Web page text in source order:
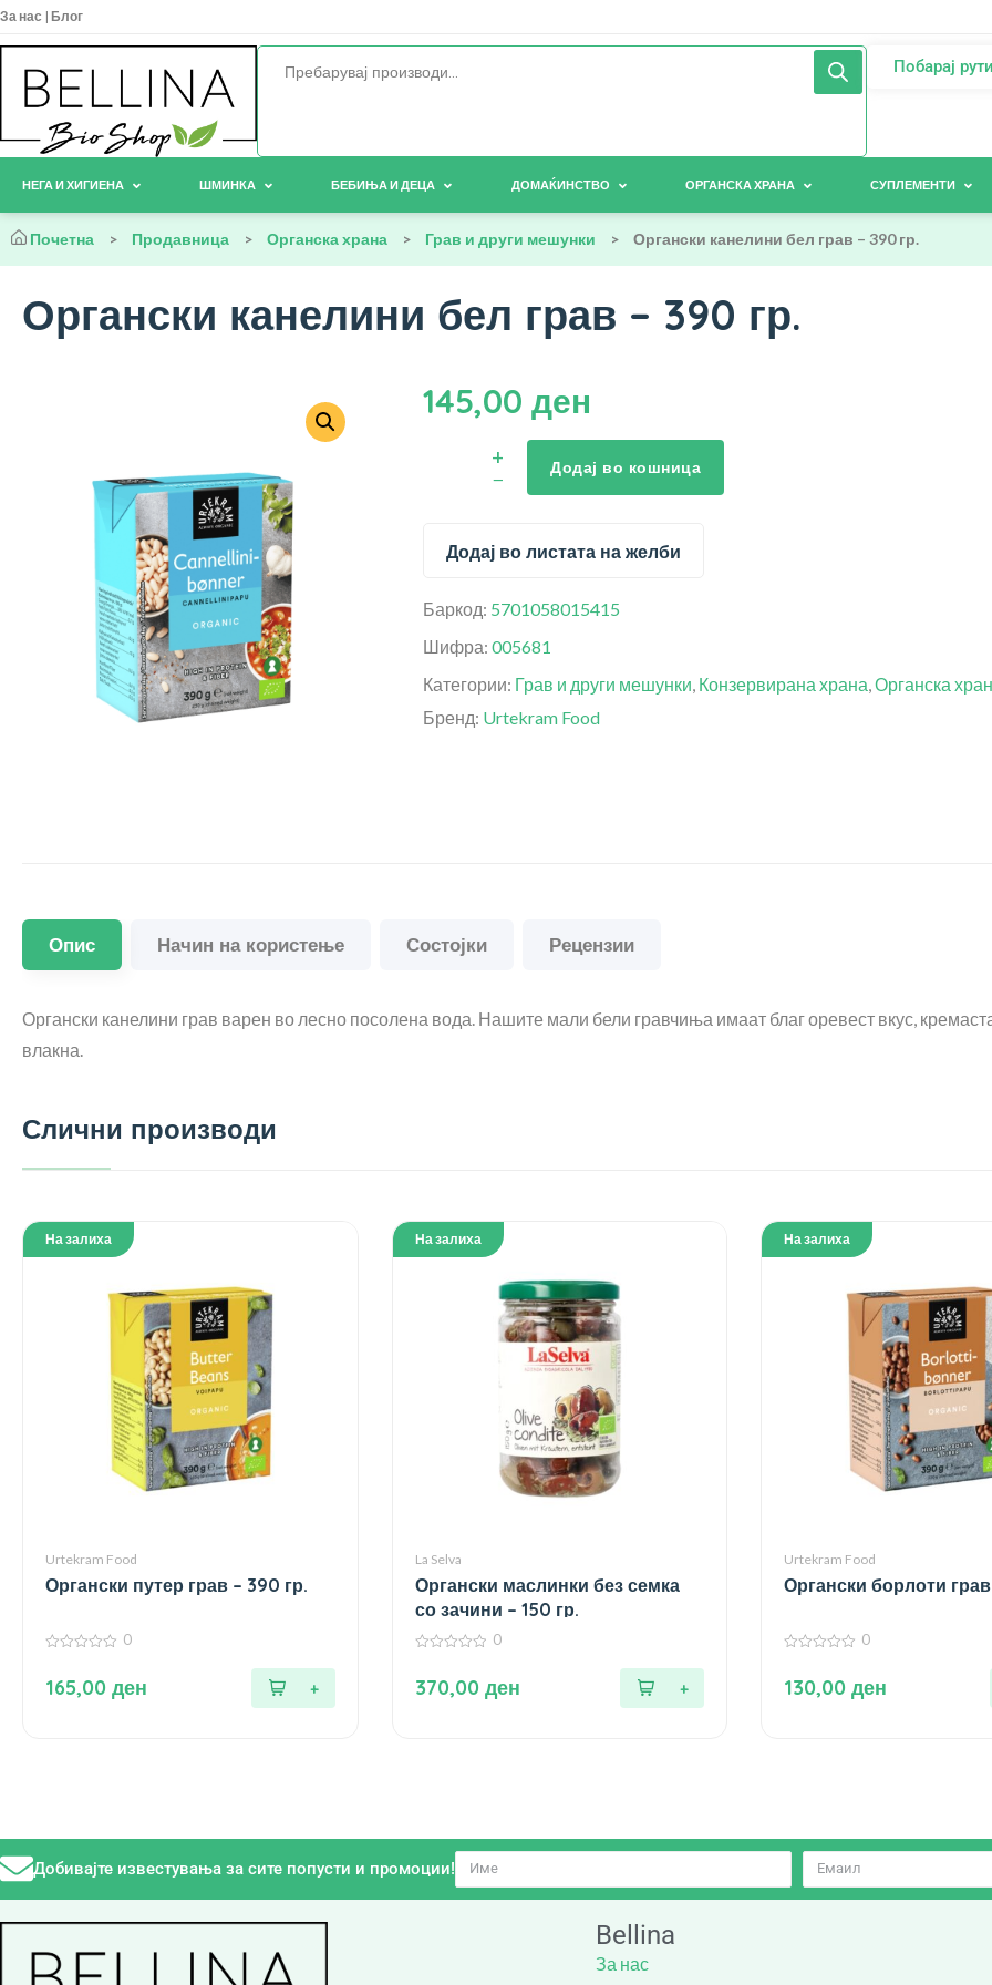
За нас | Блог
Побарај
НЕГА И ХИГИЕНА ШМИНКА БЕБИЊА И ДЕЦА ДОМАЌИНСТВО ОРГАНСКА ХРАНА СУПЛЕМЕНТИ
Почетна > Продавница > Органска храна > Грав и други мешунки > Органски канелини бел грав – 390 гр.
Органски канелини бел грав – 390 гр.
145,00 ден
Додај во кошница
Додај во листата на желби
Баркод: 5701058015415
Шифра: 005681
Категории: Грав и други мешунки, Конзервирана храна,Органска
Бренд: Urtekram Food
Опис Начин на користење Состојки Рецензии
Органски канелини грав варен во лесно посолена вода. Нашите мали бели гравчиња имаат благ оревест вкус,
влакна.
Слични производи
На залиха
Urtekram Food
Органски путер грав – 390 гр.
5
0
165,00 ден
На залиха
La Selva
Органски маслинки без семка
со зачини – 150 гр.
5
0
370,00 ден
На залиха
Urtekram Food
Органски борлоти
5
0
130,00 ден
Добивајте известувања за сите попусти и промоции!
Bellina
За нас